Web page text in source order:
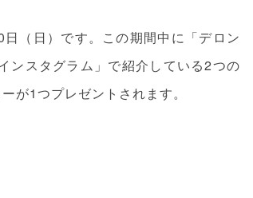
（日）です。この期間中に「デロン
ンスタグラム」で紹介している2つの
が1つプレゼントされます。